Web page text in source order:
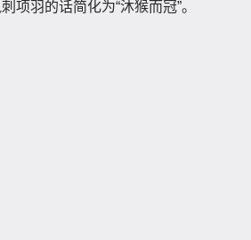
项羽的话简化为“沐猴而冠”。